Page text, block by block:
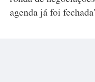
agenda já foi